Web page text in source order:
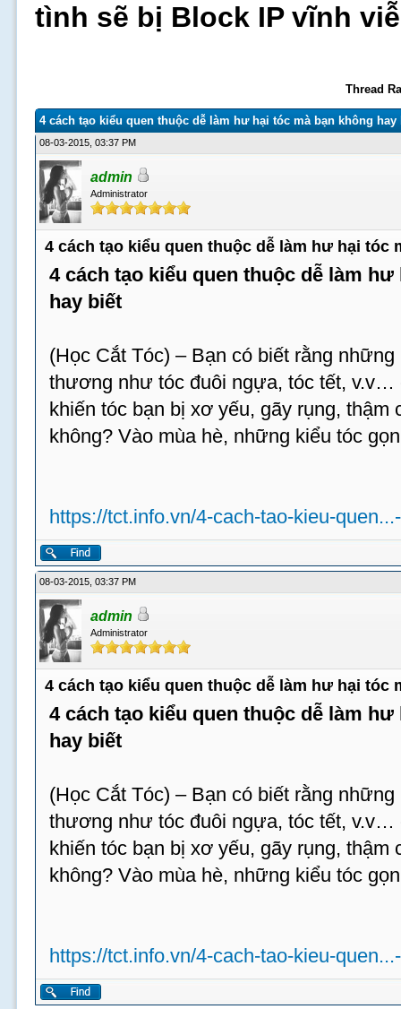
tình sẽ bị Block IP vĩnh
Thread
4 cách tạo kiểu quen thuộc dễ làm hư hại tóc mà bạn không hay
08-03-2015, 03:37 PM
admin
Administrator
4 cách tạo kiểu quen thuộc dễ làm hư hại tóc
4 cách tạo kiểu quen thuộc dễ làm
hay biết
(Học Cắt Tóc) – Bạn có biết rằng
thương như tóc đuôi ngựa, tóc tết, v.v…
khiến tóc bạn bị xơ yếu, gãy rụng, thậm
không? Vào mùa hè, những kiểu tóc
https://tct.info.vn/4-cach-tao-kieu-
08-03-2015, 03:37 PM
admin
Administrator
4 cách tạo kiểu quen thuộc dễ làm hư hại tóc
4 cách tạo kiểu quen thuộc dễ làm
hay biết
(Học Cắt Tóc) – Bạn có biết rằng
thương như tóc đuôi ngựa, tóc tết, v.v…
khiến tóc bạn bị xơ yếu, gãy rụng, thậm
không? Vào mùa hè, những kiểu tóc
https://tct.info.vn/4-cach-tao-kieu-